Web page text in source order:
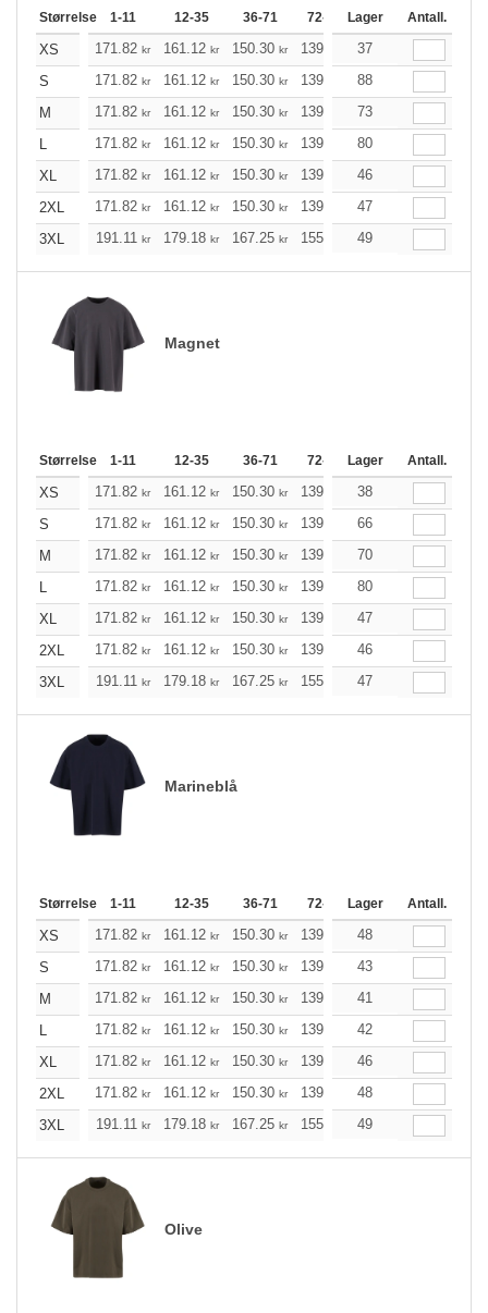
Størrelse 1-11 12-35 36-71 72-143 144-287
Lager Antall.
XS 171.82 kr 161.12 kr 150.30 kr 139.60 128.89
37
S
171.82 kr 161.12 kr 150.30 kr 139.60 128.89
88
M
171.82 kr 161.12 kr 150.30 kr 139.60 128.89
73
L
171.82 kr 161.12 kr 150.30 kr 139.60 128.89
80
XL
171.82 kr 161.12 kr 150.30 kr 139.60 128.89
46
2XL
171.82 kr 161.12 kr 150.30 kr 139.60 128.89
47
3XL
191.11 kr 179.18 kr 167.25 kr 155.32 143.39
49
Magnet
Størrelse 1-11 12-35 36-71 72-143 144-287
Lager Antall.
XS 171.82 kr 161.12 kr 150.30 kr 139.60 128.89
38
S
171.82 kr 161.12 kr 150.30 kr 139.60 128.89
66
M
171.82 kr 161.12 kr 150.30 kr 139.60 128.89
70
L
171.82 kr 161.12 kr 150.30 kr 139.60 128.89
80
XL
171.82 kr 161.12 kr 150.30 kr 139.60 128.89
47
2XL
171.82 kr 161.12 kr 150.30 kr 139.60 128.89
46
3XL
191.11 kr 179.18 kr 167.25 kr 155.32 143.39
47
Marineblå
Størrelse 1-11 12-35 36-71 72-143 144-287
Lager Antall.
XS 171.82 kr 161.12 kr 150.30 kr 139.60 128.89
48
S
171.82 kr 161.12 kr 150.30 kr 139.60 128.89
43
M
171.82 kr 161.12 kr 150.30 kr 139.60 128.89
41
L
171.82 kr 161.12 kr 150.30 kr 139.60 128.89
42
XL
171.82 kr 161.12 kr 150.30 kr 139.60 128.89
46
2XL
171.82 kr 161.12 kr 150.30 kr 139.60 128.89
48
3XL
191.11 kr 179.18 kr 167.25 kr 155.32 143.39
49
Olive